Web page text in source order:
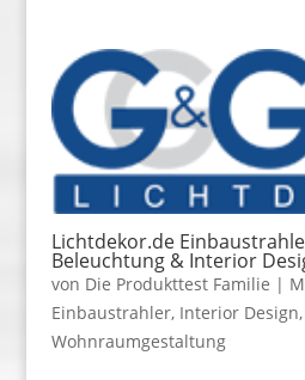
Lichtdekor.de
Beleuchtung & Interior
von Die Produkttest Familie |
Einbaustrahler, Interior Design,
Wohnraumgestaltung